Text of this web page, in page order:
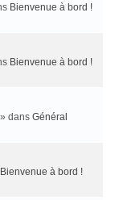
Bienvenue à bord !
Bienvenue à bord !
dans Général
Bienvenue à bord !